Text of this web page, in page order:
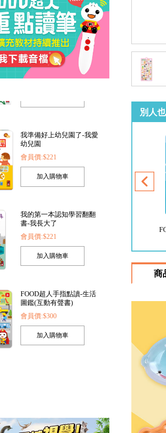
會員價:$221
會員價:$221
會員價:$300
別人
泡泡槍
商